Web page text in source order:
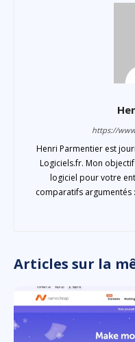
https://
Henri Parmentier est
Logiciels.fr. Mon
logiciel pour votre
comparatifs argumentés
Articles sur la